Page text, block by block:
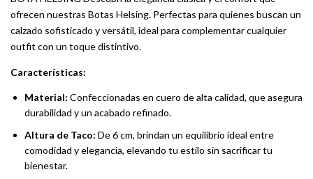
ofrecen nuestras Botas Helsing. Perfectas para quienes buscan un
calzado sofisticado y versátil, ideal para complementar cualquier
outfit con un toque distintivo.
Características:
Material: Confeccionadas en cuero de alta calidad, que asegura
durabilidad y un acabado refinado.
Altura de Taco: De 6 cm, brindan un equilibrio ideal entre
comodidad y elegancia, elevando tu estilo sin sacrificar tu
bienestar.